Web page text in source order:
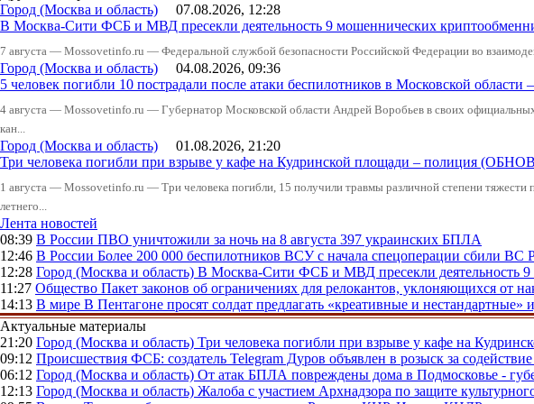
Город (Москва и область) 07.08.2026, 12:28
В Москва-Сити ФСБ и МВД пресекли деятельность 9 мошеннических
7 августа — Mossovetinfo.ru — Федеральной службой безопасности Российской Федерации во
Город (Москва и область) 04.08.2026, 09:36
5 человек погибли 10 пострадали после атаки беспилотников в Московской области
4 августа — Mossovetinfo.ru — Губернатор Московской области Андрей Воробьев в своих
кан...
Город (Москва и область) 01.08.2026, 21:20
Три человека погибли при взрыве у кафе на Кудринской площади – полиция
1 августа — Mossovetinfo.ru — Три человека погибли, 15 получили травмы различной степени тяжести
летнего...
Лента новостей
08:39 В России ПВО уничтожили за ночь на 8 августа 397 украинских БПЛА
12:46 В России Более 200 000 беспилотников ВСУ с начала спецоперации сбили
12:28 Город (Москва и область) В Москва-Сити ФСБ и МВД пресекли деятельность
11:27 Общество Пакет законов об ограничениях для релокантов, уклоняющихся от
14:13 В мире В Пентагоне просят солдат предлагать «креативные и нестандартные»
Актуальные материалы
21:20 Город (Москва и область) Три человека погибли при взрыве у кафе на
09:12 Происшествия ФСБ: создатель Telegram Дуров объявлен в розыск за
06:12 Город (Москва и область) От атак БПЛА повреждены дома в Подмосковье -
12:13 Город (Москва и область) Жалоба с участием Архнадзора по защите